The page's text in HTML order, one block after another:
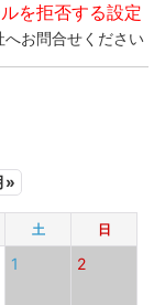
を拒否する設定
お問合せください
»
土 日
1 2